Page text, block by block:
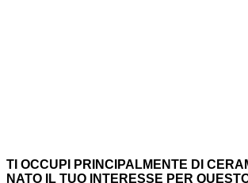
TI OCCUPI PRINCIPALMENTE DI
NATO IL TUO INTERESSE PER